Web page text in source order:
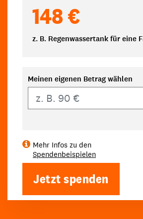
148 €
z. B. Regenwassertank für eine
Meinen eigenen Betrag wählen
Mehr Infos zu den
Spendenbeispielen
Jetzt spenden